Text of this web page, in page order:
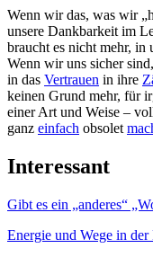
Wenn wir das, was wir
unsere Dankbarkeit im
braucht es nicht mehr, in
Wenn wir uns sicher
in das Vertrauen in ihre
keinen Grund mehr, für
einer Art und Weise –
ganz einfach obsolet
Interessant
Gibt es ein „anderes“
Energie und Wege in der